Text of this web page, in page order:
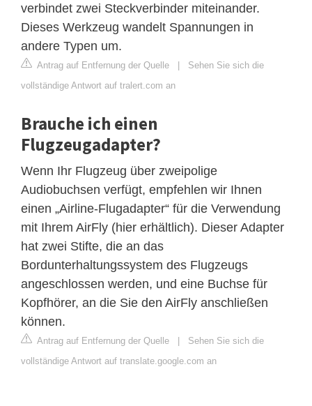
verbindet zwei Steckverbinder miteinander.
Dieses Werkzeug wandelt Spannungen in
andere Typen um.
Antrag auf Entfernung der Quelle | Sehen Sie sich die
vollständige Antwort auf tralert.com an
Brauche ich einen
Flugzeugadapter?
Wenn Ihr Flugzeug über zweipolige
Audiobuchsen verfügt, empfehlen wir Ihnen
einen „Airline-Flugadapter“ für die Verwendung
mit Ihrem AirFly (hier erhältlich). Dieser Adapter
hat zwei Stifte, die an das
Bordunterhaltungssystem des Flugzeugs
angeschlossen werden, und eine Buchse für
Kopfhörer, an die Sie den AirFly anschließen
können.
Antrag auf Entfernung der Quelle | Sehen Sie sich die
vollständige Antwort auf translate.google.com an